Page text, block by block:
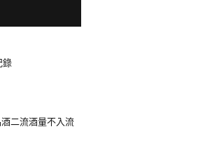
錄
二流酒量不入流